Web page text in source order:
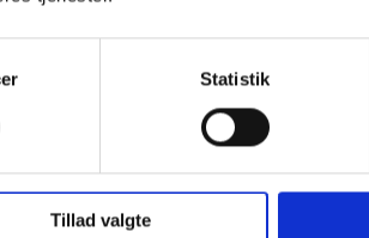
Statistik
Tillad valgte24%
store pølsepakke 5kg
Kyllingespyd,